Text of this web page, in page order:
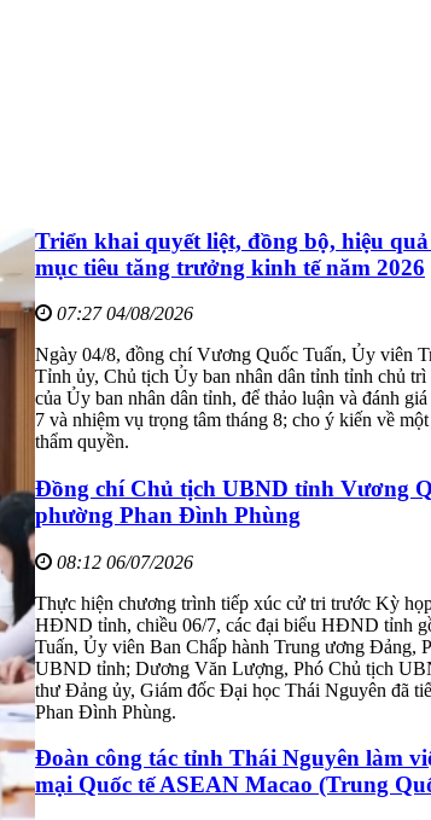
Triển khai quyết liệt, đồng bộ, hiệu
mục tiêu tăng trưởng kinh tế năm 2026
07:27 04/08/2026
Ngày 04/8, đồng chí Vương Quốc Tuấn, Ủy viên
Tỉnh ủy, Chủ tịch Ủy ban nhân dân tỉnh tỉnh chủ
của Ủy ban nhân dân tỉnh, để thảo luận và đánh
7 và nhiệm vụ trọng tâm tháng 8; cho ý kiến về
thẩm quyền.
Đồng chí Chủ tịch UBND tỉnh Vương
phường Phan Đình Phùng
08:12 06/07/2026
Thực hiện chương trình tiếp xúc cử tri trước Kỳ
HĐND tỉnh, chiều 06/7, các đại biểu HĐND tỉnh
Tuấn, Ủy viên Ban Chấp hành Trung ương Đảng,
UBND tỉnh; Dương Văn Lượng, Phó Chủ tịch
thư Đảng ủy, Giám đốc Đại học Thái Nguyên đã
Phan Đình Phùng.
Đoàn công tác tỉnh Thái Nguyên làm
mại Quốc tế ASEAN Macao (Trung